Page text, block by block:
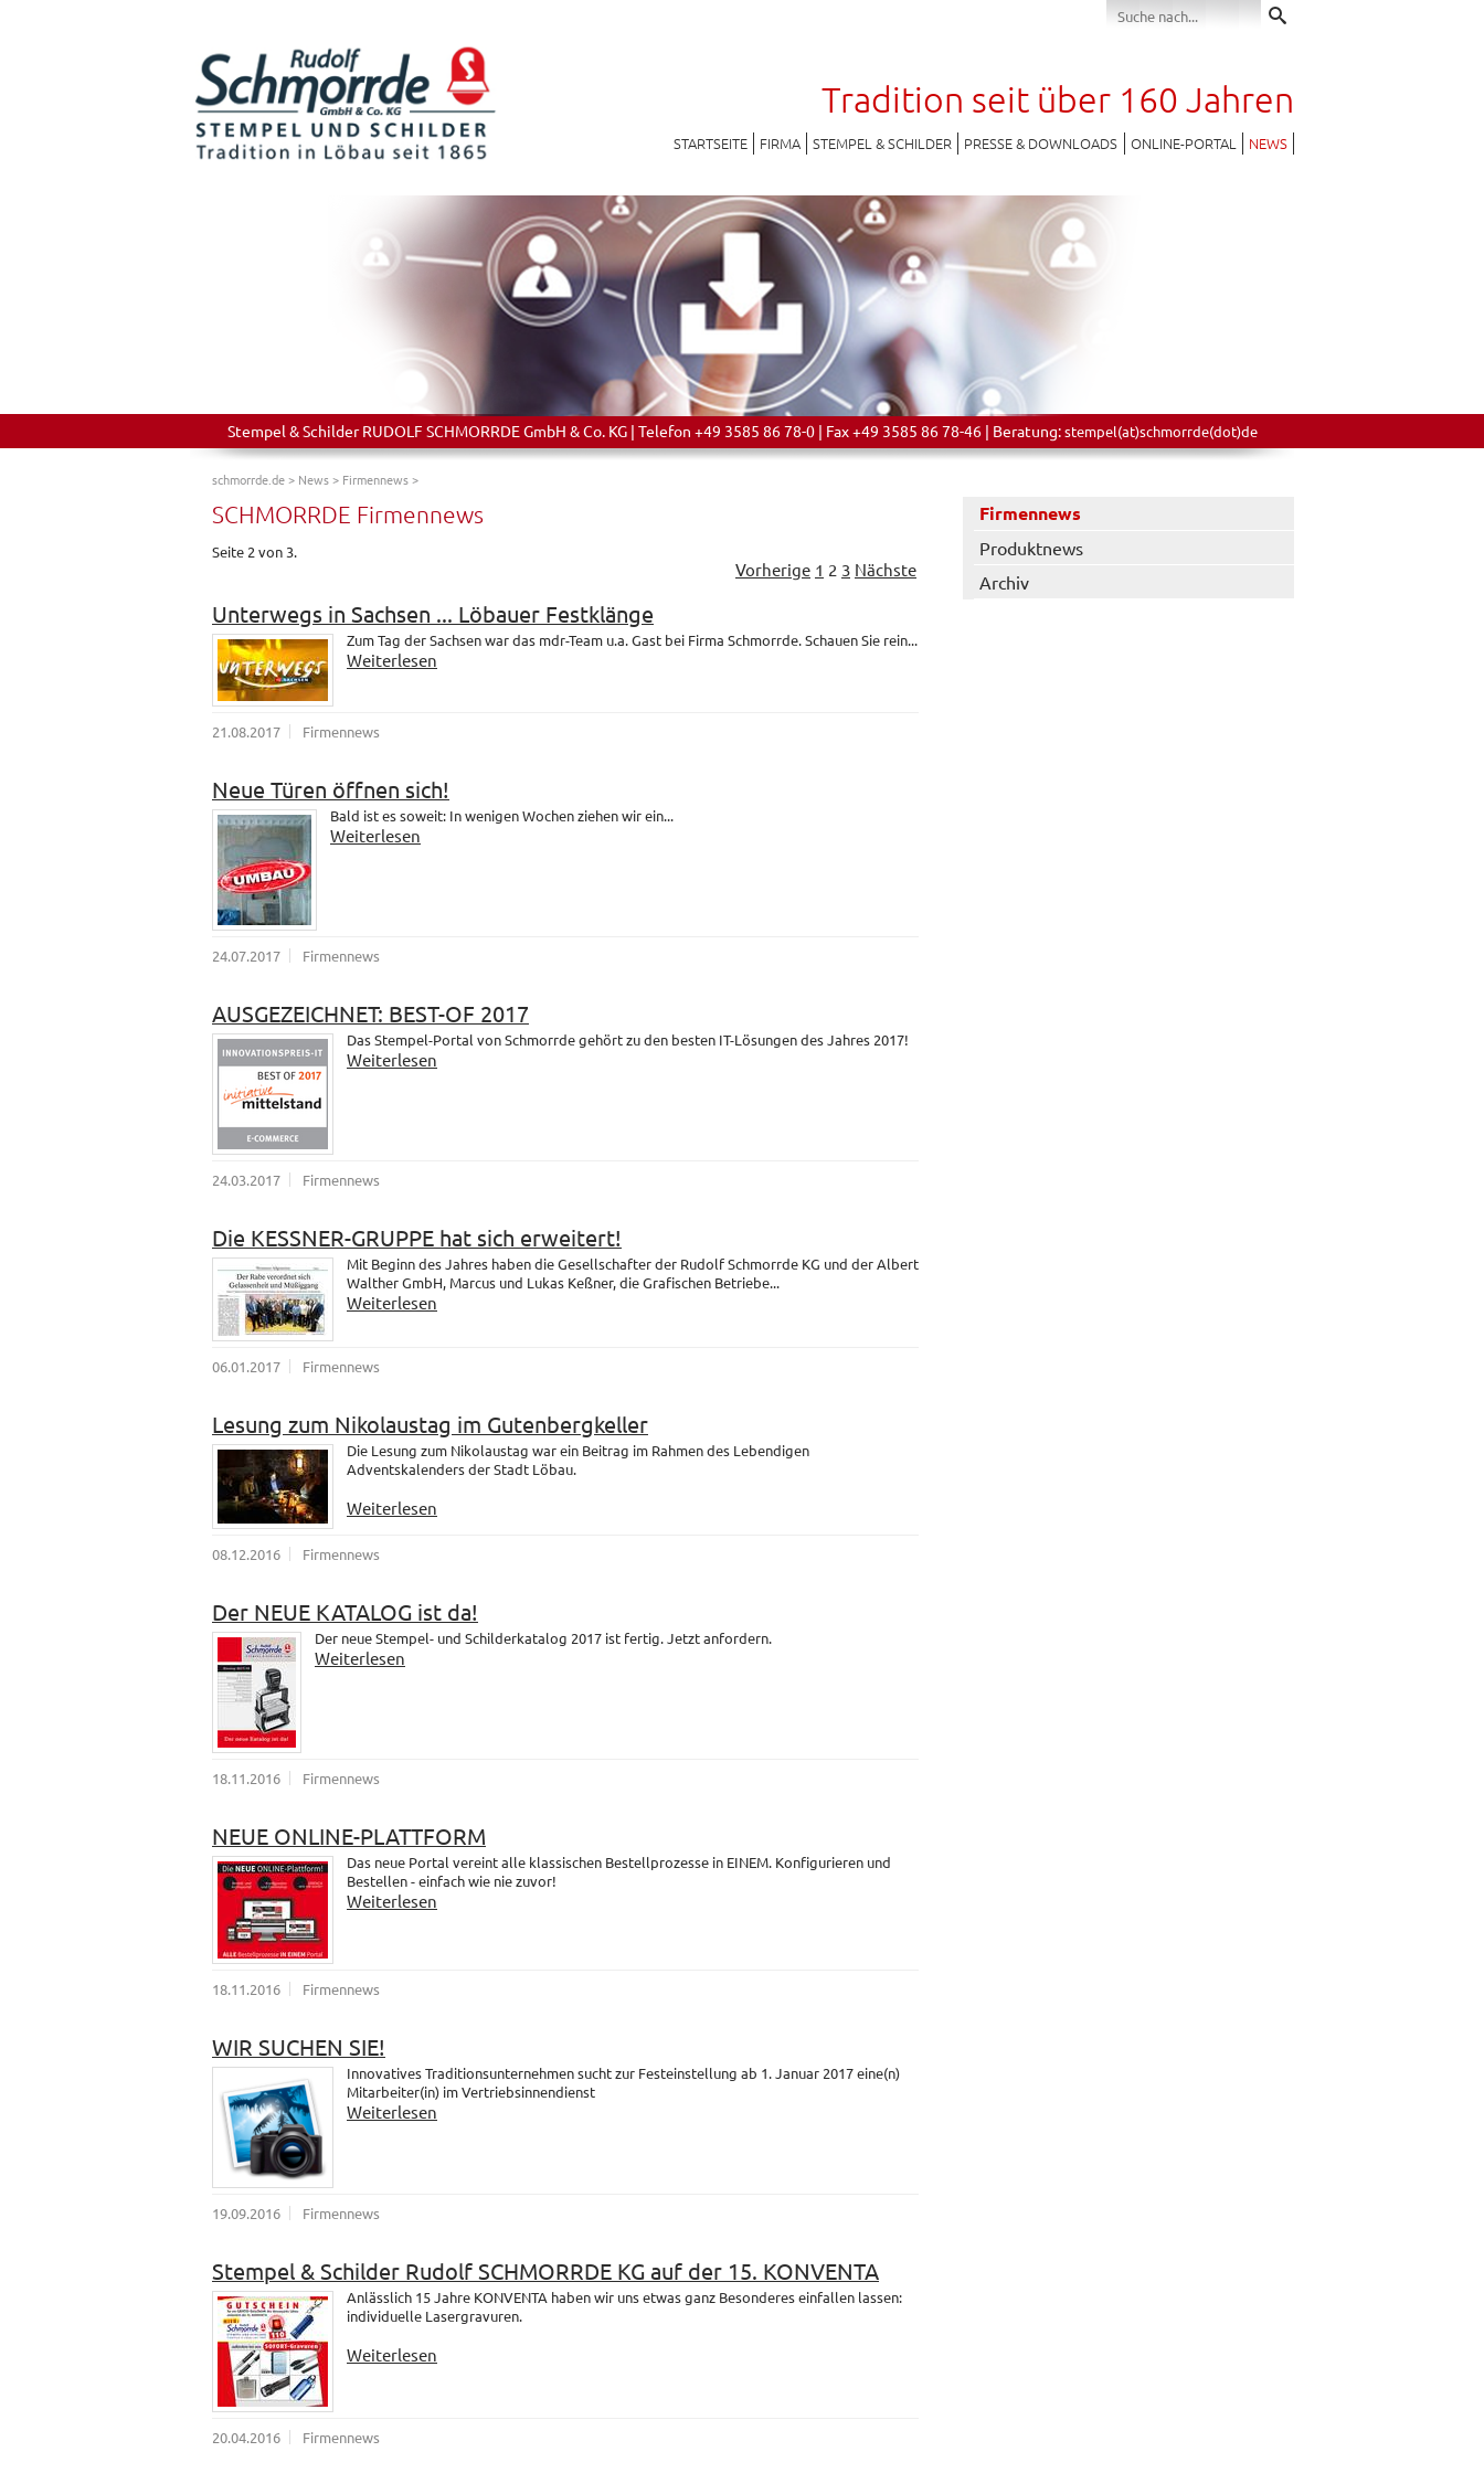
Tradition seit über 160 Jahren
STARTSEITE FIRMA STEMPEL & SCHILDER PRESSE & DOWNLOADS ONLINE-PORTAL NEWS
Stempel & Schilder RUDOLF SCHMORRDE GmbH & Co. KG | Telefon +49 3585 86 78-0 | Fax +49 3585 86 78-46 | Beratung:stempel(at)schmorrde(dot)de
schmorrde.de> News> Firmennews>
SCHMORRDE Firmennews
Seite 2 von 3.
Vorherige 1 2 3 Nächste
Unterwegs in Sachsen ... Löbauer Festklänge
Zum Tag der Sachsen war das mdr-Team u.a. Gast bei Firma Schmorrde. Schauen Sie rein...
Weiterlesen
21.08.2017 Firmennews
Neue Türen öffnen sich!
Bald ist es soweit: In wenigen Wochen ziehen wir ein...
Weiterlesen
24.07.2017 Firmennews
AUSGEZEICHNET: BEST-OF 2017
Das Stempel-Portal von Schmorrde gehört zu den besten IT-Lösungen des Jahres 2017!
Weiterlesen
24.03.2017 Firmennews
Die KESSNER-GRUPPE hat sich erweitert!
Mit Beginn des Jahres haben die Gesellschafter der Rudolf Schmorrde KG und der Albert
Walther GmbH, Marcus und Lukas Keßner, die Grafischen Betriebe...
Weiterlesen
06.01.2017 Firmennews
Lesung zum Nikolaustag im Gutenbergkeller
Die Lesung zum Nikolaustag war ein Beitrag im Rahmen des Lebendigen
Adventskalenders der Stadt Löbau.
Weiterlesen
08.12.2016 Firmennews
Der NEUE KATALOG ist da!
Der neue Stempel- und Schilderkatalog 2017 ist fertig. Jetzt anfordern.
Weiterlesen
18.11.2016 Firmennews
NEUE ONLINE-PLATTFORM
Das neue Portal vereint alle klassischen Bestellprozesse in EINEM. Konfigurieren und
Bestellen - einfach wie nie zuvor!
Weiterlesen
18.11.2016 Firmennews
WIR SUCHEN SIE!
Innovatives Traditionsunternehmen sucht zur Festeinstellung ab 1. Januar 2017 eine(n)
Mitarbeiter(in) im Vertriebsinnendienst
Weiterlesen
19.09.2016 Firmennews
Stempel & Schilder Rudolf SCHMORRDE KG auf der 15. KONVENTA
Anlässlich 15 Jahre KONVENTA haben wir uns etwas ganz Besonderes einfallen lassen:
individuelle Lasergravuren.
Weiterlesen
20.04.2016 Firmennews
Firmennews
Produktnews
Archiv